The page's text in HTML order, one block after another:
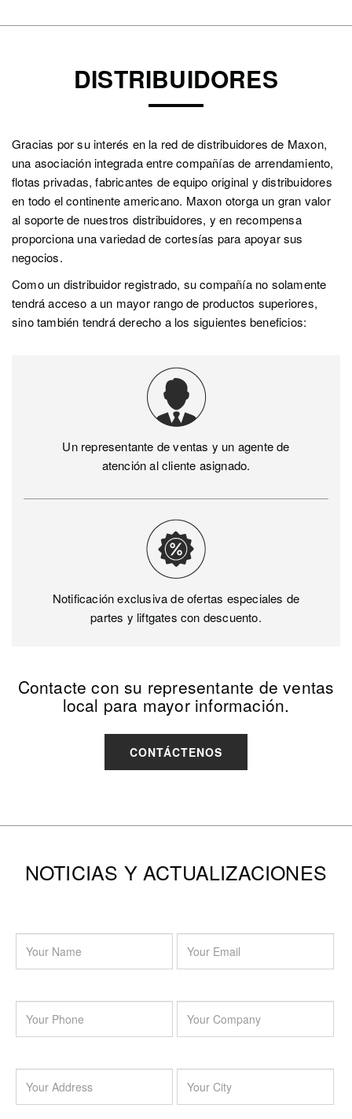
DISTRIBUIDORES
Gracias por su interés en la red de distribuidores de Maxon,
una asociación integrada entre compañías de arrendamiento,
flotas privadas, fabricantes de equipo original y distribuidores
en todo el continente americano. Maxon otorga un gran valor
al soporte de nuestros distribuidores, y en recompensa
proporciona una variedad de cortesías para apoyar sus
negocios.
Como un distribuidor registrado, su compañía no solamente
tendrá acceso a un mayor rango de productos superiores,
sino también tendrá derecho a los siguientes beneficios:
Un representante de ventas y un agente de
atención al cliente asignado.
Notificación exclusiva de ofertas especiales de
partes y liftgates con descuento.
Contacte con su representante de ventas
local para mayor información.
CONTÁCTENOS
NOTICIAS Y ACTUALIZACIONES